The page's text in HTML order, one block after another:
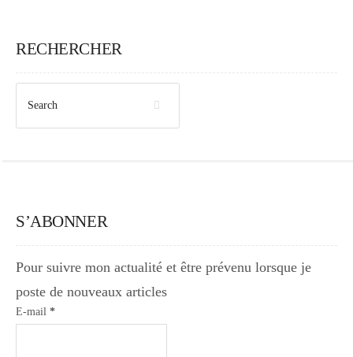
RECHERCHER
S’ABONNER
Pour suivre mon actualité et être prévenu lorsque je
poste de nouveaux articles
E-mail *